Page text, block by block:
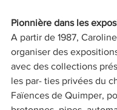
Pionnière dans les
A partir de 1987,
organiser des
avec des collections
les par- ties privées du
Faïences de Quimper,